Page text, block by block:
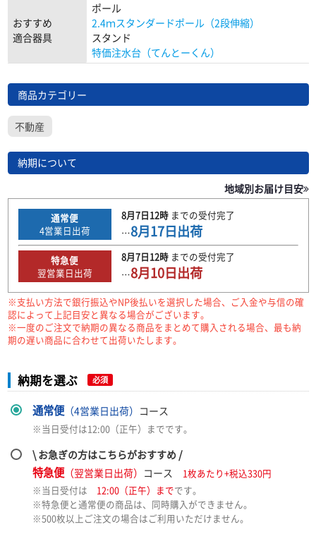
おすすめ
適合器具
ポール
2.4ｍスタンダードポール（2段伸縮）
スタンド
特価注水台（てんとーくん）
商品カテゴリー
不動産
納期について
地域別お届け目安
通常便
4営業日出荷
8月7日12時までの受付完了
…8月17日出荷
特急便
翌営業日出荷
8月7日12時までの受付完了
…8月10日出荷
※支払い方法で銀行振込やNP後払いを選択した場合、ご入金や与信の確
認によって上記目安と異なる場合がございます。
※一度のご注文で納期の異なる商品をまとめて購入される場合、最も納
期の遅い商品に合わせて出荷いたします。
納期を選ぶ 必須
通常便（4営業日出荷） コース
※当日受付は12:00（正午）までです。
\ お急ぎの方はこちらがおすすめ /
特急便（翌営業日出荷） コース
1枚あたり+税込330円
※当日受付は 12:00（正午）までです。
※特急便と通常便の商品は、同時購入ができません。
※500枚以上ご注文の場合はご利用いただけません。